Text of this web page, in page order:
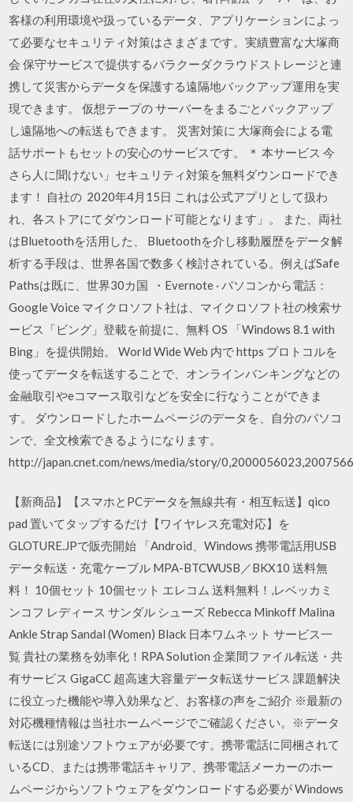
客様の利用環境や扱っているデータ、アプリケーションによっ
て必要なセキュリティ対策はさまざまです。実績豊富な大塚商
会 保守サービスで提供するバラクーダクラウドストレージと連
携して災害からデータを保護する遠隔地バックアップ運用を実
現できます。 仮想テープの サーバーをまるごとバックアップ
し遠隔地への転送もできます。 災害対策に 大塚商会による電
話サポートもセットの安心のサービスです。 ＊ 本サービス 今
さら人に聞けない」セキュリティ対策を無料ダウンロードでき
ます！ 自社の 2020年4月15日 これは公式アプリとして扱わ
れ、各ストアにてダウンロード可能となります」。 また、両社
はBluetoothを活用した、 Bluetoothを介し移動履歴をデータ解
析する手段は、世界各国で数多く検討されている。例えばSafe
Pathsは既に、世界30カ国 ・Evernote · パソコンから電話：
Google Voice マイクロソフト社は、マイクロソフト社の検索サ
ービス「ビング」登載を前提に、無料 OS 「Windows 8.1 with
Bing」を提供開始。 World Wide Web 内で https プロトコルを
使ってデータを転送することで、オンラインバンキングなどの
金融取引やeコマース取引などを安全に行なうことができま
す。 ダウンロードしたホームページのデータを、自分のパソコ
ンで、全文検索できるようになります。
http://japan.cnet.com/news/media/story/
【新商品】【スマホとPCデータを無線共有・相互転送】qico
pad 置いてタップするだけ【ワイヤレス充電対応】を
GLOTURE.JPで販売開始 「Android、Windows 携帯電話用USB
データ転送・充電ケーブル MPA-BTCWUSB／BKX10 送料無
料！ 10個セット 10個セット エレコム 送料無料！,レベッカミ
ンコフ レディース サンダル シューズ Rebecca Minkoff Malina
Ankle Strap Sandal (Women) Black 日本ワムネット サービス一
覧 貴社の業務を効率化！RPA Solution 企業間ファイル転送・共
有サービス GigaCC 超高速大容量データ転送サービス 課題解決
に役立った機能や導入効果など、お客様の声をご紹介 ※最新の
対応機種情報は当社ホームページでご確認ください。※データ
転送には別途ソフトウェアが必要です。携帯電話に同梱されて
いるCD、または携帯電話キャリア、携帯電話メーカーのホー
ムページからソフトウェアをダウンロードする必要が Windows